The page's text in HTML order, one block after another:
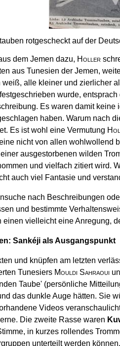
rotgescheckt auf der
dem Jemen dazu, Holler
aus Tunesien der Jemen,
weiß, alle kleiner und zierlicher
wurde,
Es waren damit
haben. Warum nach
Es ist wohl eine Vermutung
nicht von allen wohlwollend
ausgestorbenen wilden
und vielfach zitiert wird.
auch viel Fantasie und
nach Beschreibungen
und bestimmte
einen vielleicht eine Anregung,
Sankéji als Ausgangspunkt
und knüpfen am letzten
Tunesiers Mouldi Sahraoui
Taube' (persönliche
das dunkle Auge hätten. Sie
Videos
Die zweite Rasse waren
in kurzes rollendes
unterteilt werden